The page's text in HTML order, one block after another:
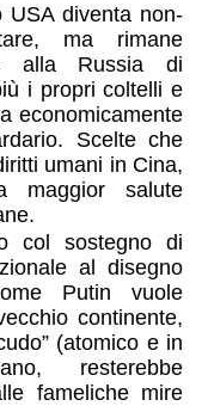
USA diventa non-
ma rimane
alla Russia di
i propri coltelli e
economicamente
Scelte che
umani in Cina,
maggior salute
col sostegno di
al disegno
Putin vuole
continente,
(atomico e in
resterebbe
fameliche mire